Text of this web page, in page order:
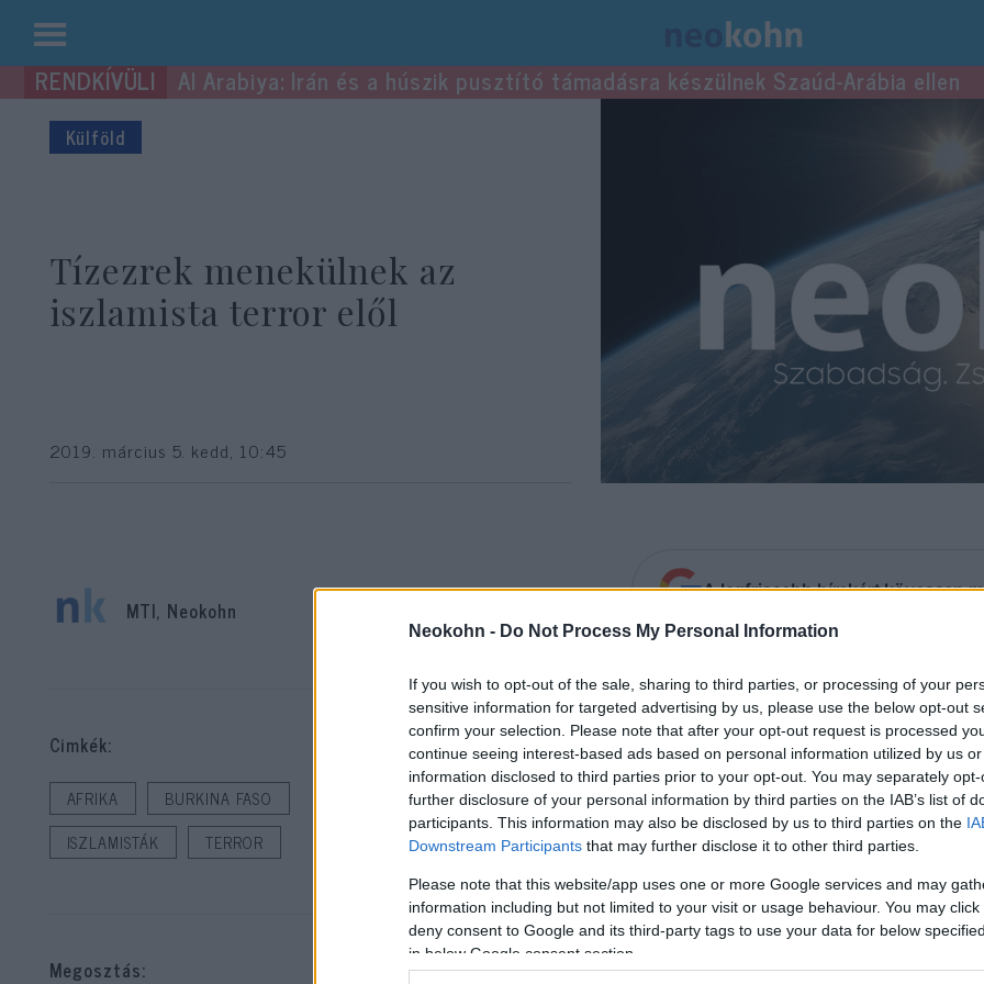
Neokohn - Do Not Process My Personal Information
If you wish to opt-out of the sale, sharing to third parties, or processing of your
sensitive information for targeted advertising by us, please use the below opt-out
confirm your selection. Please note that after your opt-out request is processed
continue seeing interest-based ads based on personal information utilized by us
information disclosed to third parties prior to your opt-out. You may separately
further disclosure of your personal information by third parties on the IAB’s list of
participants. This information may also be disclosed by us to third parties on the
Downstream Participants that may further disclose it to other third parties.
Please note that this website/app uses one or more Google services and may
information including but not limited to your visit or usage behaviour. You may
deny consent to Google and its third-party tags to use your data for below
in below Google consent section.
Kilépés
a
tartalomba
Al Arabiya: Irán és a húszik pusztító támadásra készülnek Szaúd-Arábia ellen
Külföld
Tízezrek menekülnek az
iszlamista terror elől
2019. március 5. kedd, 10:45
A legfrissebb hírekért kövessen
Majdnem 70 ezren menekültek el otthonukból
hónapban iszlamisták által elkövetett
összecsapások miatt – közölte az ENSZ
(CERF) kedden.
A CERF szerint összesen több mint 100 ezer ember
Burkina Faso keleti és északi részén.
A fegyveres támadások miatt több mint 1100 iskolát
csaknem 150 ezer gyerek oktatását érinti.
MTI, Neokohn
Cimkék:
AFRIKA
BURKINA FASO
ISZLAMISTÁK
TERROR
Megosztás: